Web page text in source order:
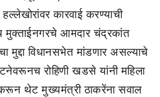
कारवाई करण्याची
आमदार चंद्रकांत
मुद्दा विधानसभेत मांडणार असल्याचे
रोहिणी खडसे यांनी महिला
करून थेट मुख्यमंत्री ठाकरेंना सवाल